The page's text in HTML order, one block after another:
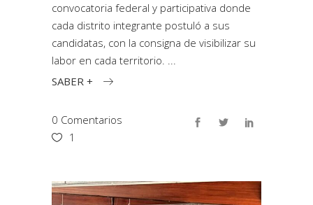
convocatoria federal y participativa donde
cada distrito integrante postuló a sus
candidatas, con la consigna de visibilizar su
labor en cada territorio.
SABER +
0 Comentarios
1